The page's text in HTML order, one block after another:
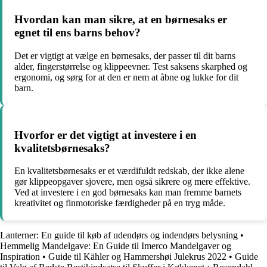
Hvordan kan man sikre, at en børnesaks er
egnet til ens barns behov?
Det er vigtigt at vælge en børnesaks, der passer til dit barns
alder, fingerstørrelse og klippeevner. Test saksens skarphed og
ergonomi, og sørg for at den er nem at åbne og lukke for dit
barn.
Hvorfor er det vigtigt at investere i en
kvalitetsbørnesaks?
En kvalitetsbørnesaks er et værdifuldt redskab, der ikke alene
gør klippeopgaver sjovere, men også sikrere og mere effektive.
Ved at investere i en god børnesaks kan man fremme barnets
kreativitet og finmotoriske færdigheder på en tryg måde.
Lanterner: En guide til køb af udendørs og indendørs belysning •
Hemmelig Mandelgave: En Guide til Imerco Mandelgaver og
Inspiration • Guide til Kähler og Hammershøi Julekrus 2022 • Guide